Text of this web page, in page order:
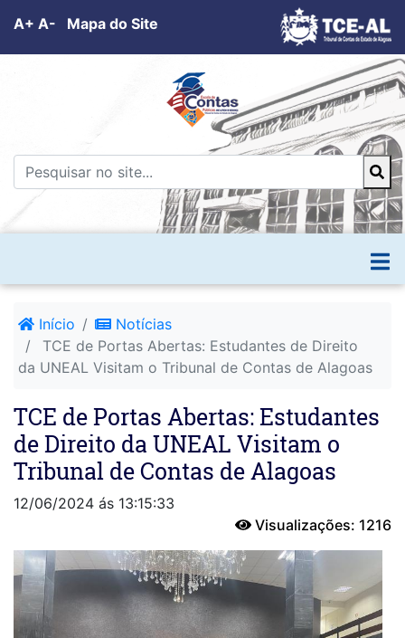
A+ A- Mapa do Site
Início
Notícias
TCE de Portas Abertas: Estudantes de Direito
da UNEAL Visitam o Tribunal de Contas de Alagoas
TCE de Portas Abertas: Estudantes
de Direito da UNEAL Visitam o
Tribunal de Contas de Alagoas
12/06/2024 ás 13:15:33
Visualizações: 1216